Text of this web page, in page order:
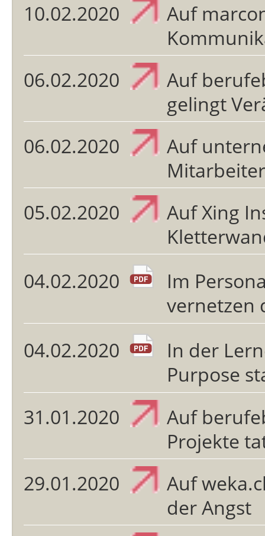
10.02.2020
Auf
06.02.2020
Auf
gelingt
06.02.2020
Auf
05.02.2020
Auf Xing
04.02.2020
Im
vernetzen
04.02.2020
In der
Purpose
31.01.2020
Auf
Projekte
29.01.2020
Auf
der Angst